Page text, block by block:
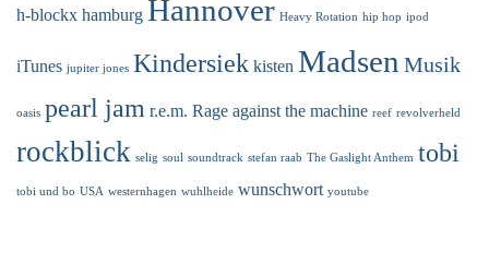
h-blockx hamburg Hannover Heavy Rotation hip hop ipod
iTunes jupiter jones Kindersiek kisten Madsen Musik
oasis pearl jam r.e.m. Rage against the machine reef revolverheld
rockblick selig soul soundtrack stefan raab The Gaslight Anthem tobi
tobi und bo USA westernhagen wuhlheide wunschwort youtube